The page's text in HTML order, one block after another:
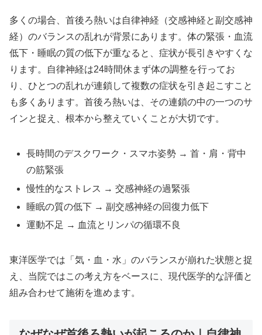
多くの場合、首後ろ熱いは自律神経（交感神経と副交感神
経）のバランスの乱れが背景にあります。体の緊張・血流
低下・睡眠の質の低下が重なると、症状が長引きやすくな
ります。自律神経は24時間休まず体の調整を行ってお
り、ひとつの乱れが連鎖して複数の症状を引き起こすこと
も多くあります。首後ろ熱いは、その連鎖の中の一つのサ
インと捉え、根本から整えていくことが大切です。
長時間のデスクワーク・スマホ姿勢 → 首・肩・背中
の筋緊張
慢性的なストレス → 交感神経の過緊張
睡眠の質の低下 → 副交感神経の回復力低下
運動不足 → 血流とリンパの循環不良
東洋医学では「気・血・水」のバランスが崩れた状態と捉
え、当院ではこの考え方をベースに、現代医学的な評価と
組み合わせて施術を進めます。